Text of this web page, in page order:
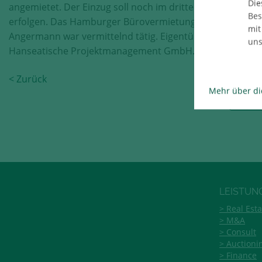
angemietet. Der Einzug soll noch im dritten Quartal 2021
erfolgen. Das Hamburger Bürovermietungsteam von
Angermann war vermittelnd tätig. Eigentümer ist die
Hanseatische Projektmanagement GmbH.
< Zurück
Real
M&A
Consult
Finance
Mehr über